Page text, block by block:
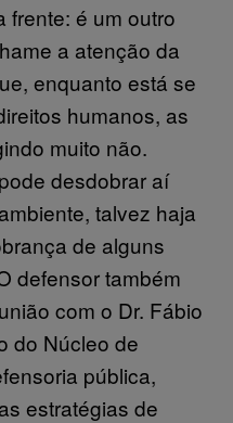
frente: é um outro
a atenção da
enquanto está se
humanos, as
muito não.
desdobrar aí
talvez haja
de alguns
defensor também
com o Dr. Fábio
do Núcleo de
pública,
estratégias de